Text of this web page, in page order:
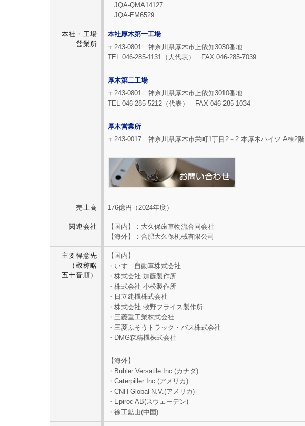
JQA-QMA14127
JQA-EM6529
本社・工場
営業所
本社厚木第一工場
〒243-0801 神奈川県厚木市上依知3030番地
TEL 046-285-1131（大代表） FAX 046-285-7039
厚木第二工場
〒243-0801 神奈川県厚木市上依知3010番地
TEL 046-285-5212（代表） FAX 046-285-1034
厚木営業所
〒243-0017 神奈川県厚木市栄町1丁目2－2 本厚木ハイツ A棟2階
売上高 176億円（2024年度）
関連会社
【国内】：大久保歯車物流合同会社
【海外】：合肥大久保机械有限公司
主要得意先
（敬称略
五十音順）
【国内】
・いすゞ自動車株式会社
・株式会社 加藤製作所
・株式会社 小松製作所
・日立建機株式会社
・株式会社 牧野フライス製作所
・三菱重工業株式会社
・三菱ふそうトラック・バス株式会社
・DMG森精機株式会社
【海外】
・Buhler Versatile Inc.(カナダ)
・Caterpiller Inc.(アメリカ)
・CNH Global N.V.(アメリカ)
・Epiroc AB(スウェーデン)
・徐工鉱山(中国)